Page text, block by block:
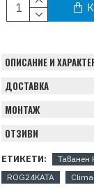
ОПИСАНИЕ И
ДОСТАВКА
МОНТАЖ
ОТЗИВИ
ЕТИКЕТИ: Таванен
ROG24KATA